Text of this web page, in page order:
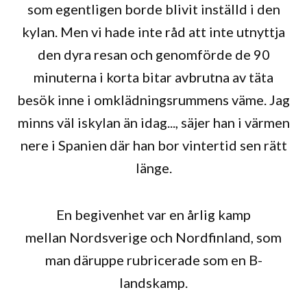
som egentligen borde blivit inställd i den
kylan. Men vi hade inte råd att inte utnyttja
den dyra resan och genomförde de 90
minuterna i korta bitar avbrutna av täta
besök inne i omklädningsrummens väme. Jag
minns väl iskylan än idag..., säjer han i värmen
nere i Spanien där han bor vintertid sen rätt
länge.
En begivenhet var en årlig kamp
mellan Nordsverige och Nordfinland, som
man däruppe rubricerade som en B-
landskamp.